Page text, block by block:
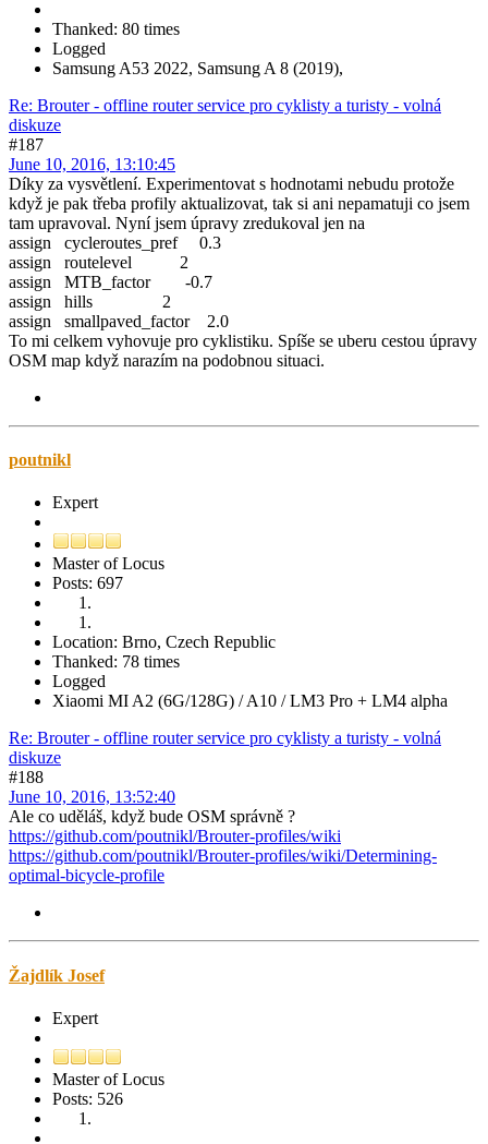
Thanked: 80 times
Logged
Samsung A53 2022, Samsung A 8 (2019),
Re: Brouter - offline router service pro cyklisty a turisty - volná
diskuze
#187
June 10, 2016, 13:10:45
Díky za vysvětlení. Experimentovat s hodnotami nebudu protože
když je pak třeba profily aktualizovat, tak si ani nepamatuji co jsem
tam upravoval. Nyní jsem úpravy zredukoval jen na
assign cycleroutes_pref 0.3
assign routelevel 2
assign MTB_factor -0.7
assign hills 2
assign smallpaved_factor 2.0
To mi celkem vyhovuje pro cyklistiku. Spíše se uberu cestou úpravy
OSM map když narazím na podobnou situaci.
poutnikl
Expert
Master of Locus
Posts: 697
Location: Brno, Czech Republic
Thanked: 78 times
Logged
Xiaomi MI A2 (6G/128G) / A10 / LM3 Pro + LM4 alpha
Re: Brouter - offline router service pro cyklisty a turisty - volná
diskuze
#188
June 10, 2016, 13:52:40
Ale co uděláš, když bude OSM správně ?
https://github.com/poutnikl/Brouter-profiles/wiki
https://github.com/poutnikl/Brouter-profiles/wiki/Determining-
optimal-bicycle-profile
Žajdlík Josef
Expert
Master of Locus
Posts: 526